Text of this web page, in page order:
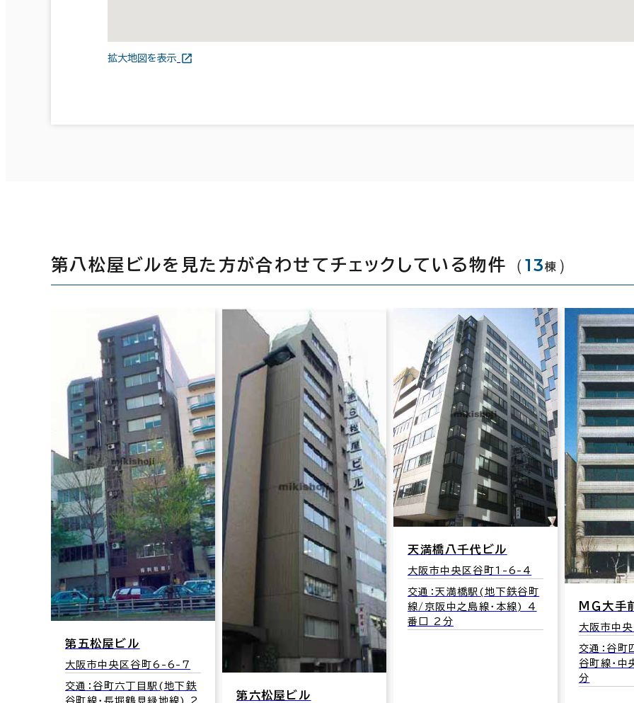
拡大地図を表示
第八松屋ビルを見た方が合わせてチェックしている物件 （13棟 ）
第五松屋ビル
大阪市中央区谷町6-6-7
交通：谷町六丁目駅(地下鉄
第六松屋ビル
天満橋八千代ビル
大阪市中央区谷町1-6-4
交通：天満橋駅(地下鉄谷町
線/京阪中之島線･本線) 4
番口 2分
ＭＧ大手
大阪市中
交通：谷
谷町線･
分